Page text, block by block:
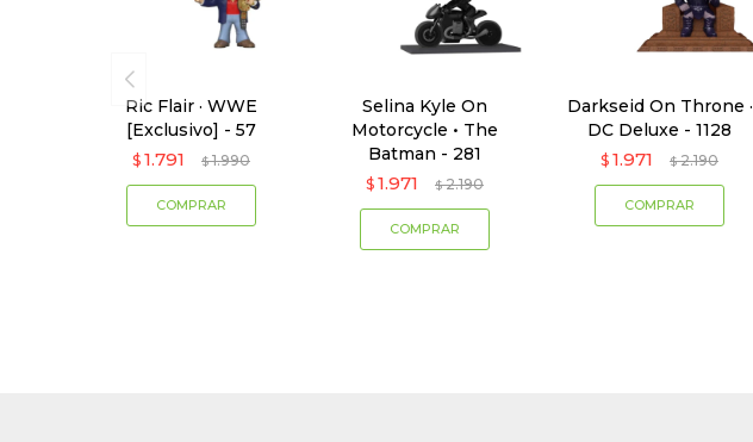
Ric Flair · WWE
[Exclusivo] - 57
$ 1.791 $ 1.990
Selina Kyle On
Motorcycle • The
Batman - 281
$ 1.971 $ 2.190
Darkseid On Throne ·
DC Deluxe - 1128
$ 1.971 $ 2.190